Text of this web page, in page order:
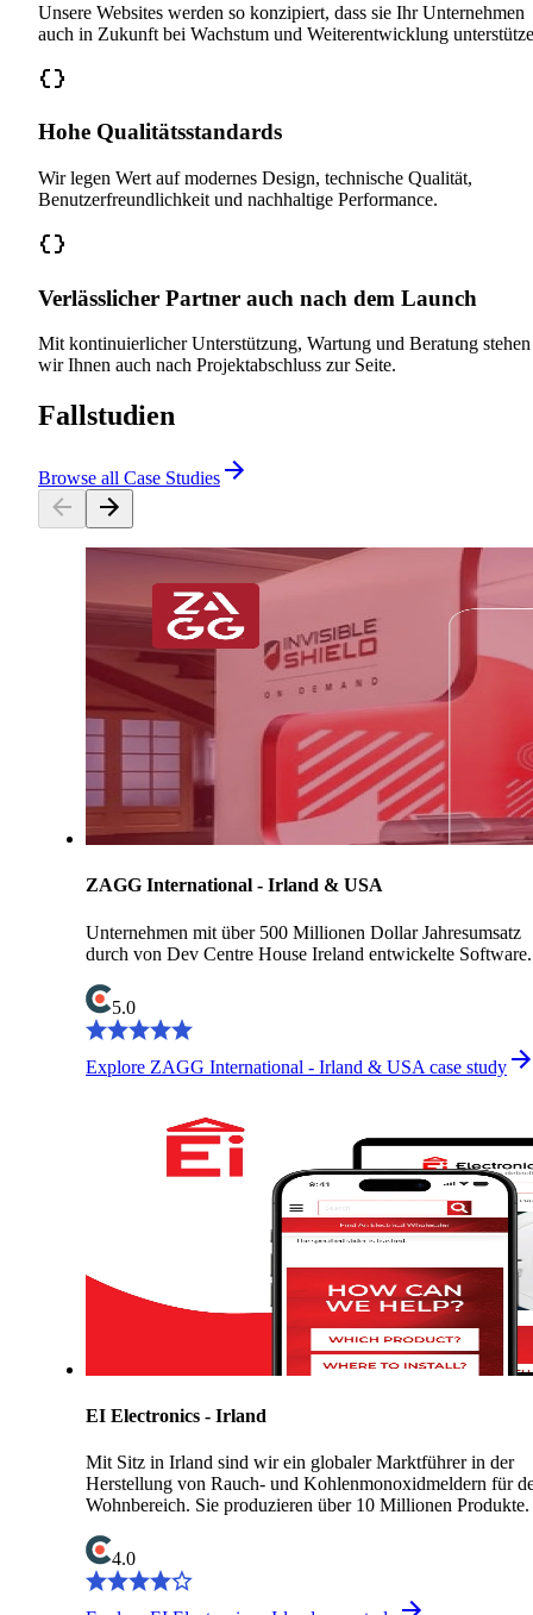
Unsere Websites werden so konzipiert, dass sie Ihr Unternehmen
auch in Zukunft bei Wachstum und Weiterentwicklung
Hohe Qualitätsstandards
Wir legen Wert auf modernes Design, technische Qualität,
Benutzerfreundlichkeit und nachhaltige Performance.
Verlässlicher Partner auch nach dem Launch
Mit kontinuierlicher Unterstützung, Wartung und Beratung stehen
wir Ihnen auch nach Projektabschluss zur Seite.
Fallstudien
Browse all Case Studies
ZAGG International - Irland & USA
Unternehmen mit über 500 Millionen Dollar Jahresumsatz
durch von Dev Centre House Ireland entwickelte Software.
5.0
Explore ZAGG International - Irland & USA case study
EI Electronics - Irland
Mit Sitz in Irland sind wir ein globaler Marktführer in der
Herstellung von Rauch- und Kohlenmonoxidmeldern für
Wohnbereich. Sie produzieren über 10 Millionen Produkte.
4.0